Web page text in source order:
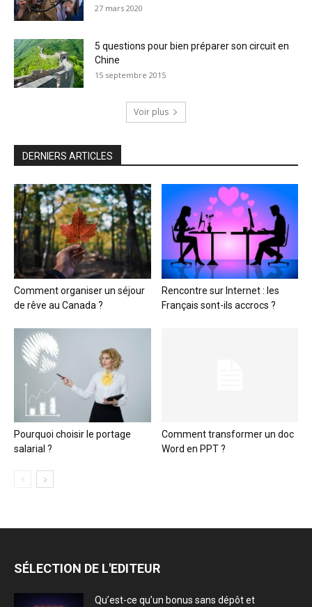
27 mars 2020
5 questions pour bien préparer son circuit en
Chine
15 septembre 2015
Voir plus
DERNIERS ARTICLES
Comment organiser un séjour
de rêve au Canada ?
Rencontre sur Internet : les
Français sont-ils accrocs ?
Pourquoi choisir le portage
salarial ?
Comment transformer un doc
Word en PPT ?
SÉLECTION DE L'EDITEUR
Qu’est-ce qu’un bonus sans dépôt et